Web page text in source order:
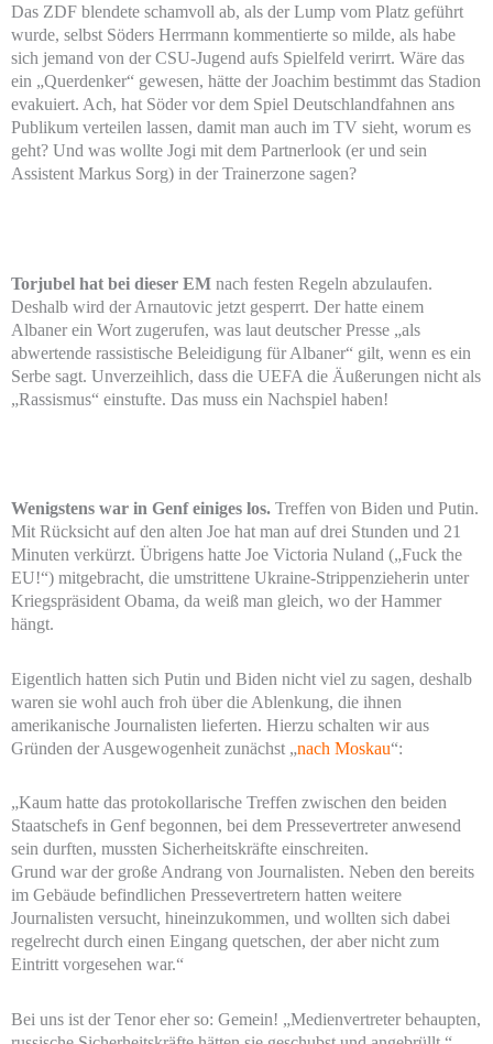
Das ZDF blendete schamvoll ab, als der Lump vom Platz geführt
wurde, selbst Söders Herrmann kommentierte so milde, als habe
sich jemand von der CSU-Jugend aufs Spielfeld verirrt. Wäre das
ein „Querdenker“ gewesen, hätte der Joachim bestimmt das Stadion
evakuiert. Ach, hat Söder vor dem Spiel Deutschlandfahnen ans
Publikum verteilen lassen, damit man auch im TV sieht, worum es
geht? Und was wollte Jogi mit dem Partnerlook (er und sein
Assistent Markus Sorg) in der Trainerzone sagen?
Torjubel hat bei dieser EM nach festen Regeln abzulaufen.
Deshalb wird der Arnautovic jetzt gesperrt. Der hatte einem
Albaner ein Wort zugerufen, was laut deutscher Presse „als
abwertende rassistische Beleidigung für Albaner“ gilt, wenn es ein
Serbe sagt. Unverzeihlich, dass die UEFA die Äußerungen nicht als
„Rassismus“ einstufte. Das muss ein Nachspiel haben!
Wenigstens war in Genf einiges los. Treffen von Biden und Putin.
Mit Rücksicht auf den alten Joe hat man auf drei Stunden und 21
Minuten verkürzt. Übrigens hatte Joe Victoria Nuland („Fuck the
EU!“) mitgebracht, die umstrittene Ukraine-Strippenzieherin unter
Kriegspräsident Obama, da weiß man gleich, wo der Hammer
hängt.
Eigentlich hatten sich Putin und Biden nicht viel zu sagen, deshalb
waren sie wohl auch froh über die Ablenkung, die ihnen
amerikanische Journalisten lieferten. Hierzu schalten wir aus
Gründen der Ausgewogenheit zunächst „nach Moskau“:
„Kaum hatte das protokollarische Treffen zwischen den beiden
Staatschefs in Genf begonnen, bei dem Pressevertreter anwesend
sein durften, mussten Sicherheitskräfte einschreiten.
Grund war der große Andrang von Journalisten. Neben den bereits
im Gebäude befindlichen Pressevertretern hatten weitere
Journalisten versucht, hineinzukommen, und wollten sich dabei
regelrecht durch einen Eingang quetschen, der aber nicht zum
Eintritt vorgesehen war.“
Bei uns ist der Tenor eher so: Gemein! „Medienvertreter behaupten,